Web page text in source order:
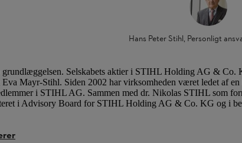
Hans Peter Stihl, Personligt
Selskabets aktier i STIHL Holding AG & Co.
Mayr-Stihl. Siden 2002 har virksomheden været ledet af
i STIHL AG. Sammen med dr. Nikolas STIHL som
i Advisory Board for STIHL Holding AG & Co. KG og i